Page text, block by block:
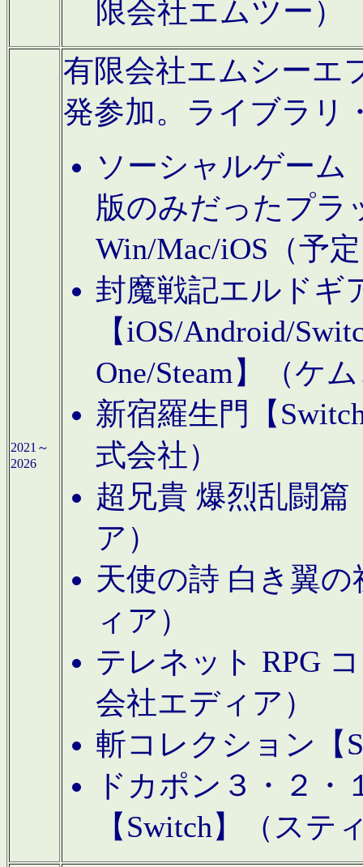
限会社エムツー）
2021～
2026
有限会社エムシーエ
発参加。ライブラリ
ソーシャルゲーム
版のみだったプラ
Win/Mac/iOS（予
封魔戦記エルドギ
【iOS/Android/
One/Steam】（ケ
新宿羅生門【
式会社）
超兄貴 爆烈乱闘篇
ア）
天使の詩 白き翼
ィア）
テレネット RPG
会社エディア）
斬コレクション【
ドカポン３・２
【Switch】（ステ